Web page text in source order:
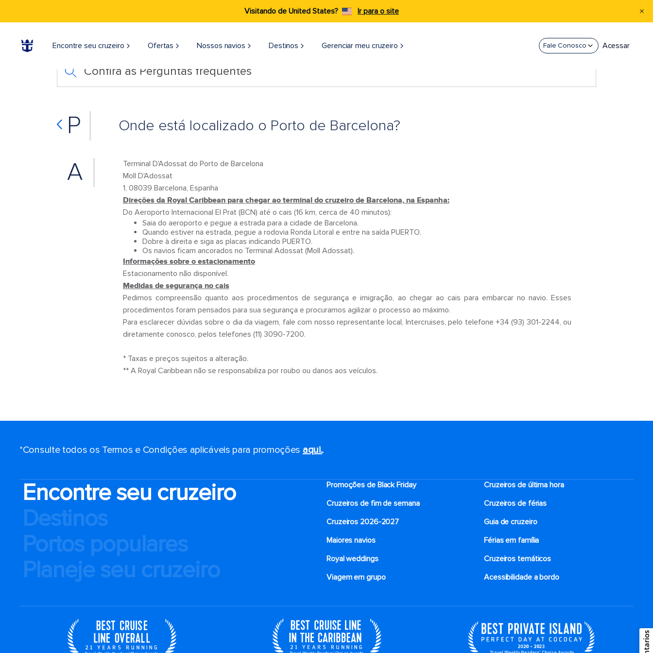
Visitando de United States? Ir para o site
Encontre seu cruzeiro Ofertas Nossos navios Destinos Gerenciar meu cruzeiro Fale Conosco Acessar
Confira as Perguntas frequentes
P Onde está localizado o Porto de Barcelona?
A
Terminal D'Adossat do Porto de Barcelona
Moll D'Adossat
1, 08039 Barcelona, Espanha
Direções da Royal Caribbean para chegar ao terminal do cruzeiro de Barcelona, na Espanha:
Do Aeroporto Internacional El Prat (BCN) até o cais (16 km, cerca de 40 minutos):
Saia do aeroporto e pegue a estrada para a cidade de Barcelona.
Quando estiver na estrada, pegue a rodovia Ronda Litoral e entre na saída PUERTO.
Dobre à direita e siga as placas indicando PUERTO.
Os navios ficam ancorados no Terminal Adossat (Moll Adossat).
Informações sobre o estacionamento
Estacionamento não disponível.
Medidas de segurança no cais
Pedimos compreensão quanto aos procedimentos de segurança e imigração, ao chegar ao cais para embarcar no navio. Esses
procedimentos foram pensados para sua segurança e procuramos agilizar o processo ao máximo.
Para esclarecer dúvidas sobre o dia da viagem, fale com nosso representante local, Intercruises, pelo telefone +34 (93) 301-2244, ou
diretamente conosco, pelos telefones (11) 3090-7200.
* Taxas e preços sujeitos a alteração.
** A Royal Caribbean não se responsabiliza por roubo ou danos aos veículos.
*Consulte todos os Termos e Condições aplicáveis ​​para promoções aqui..
Encontre seu cruzeiro
Destinos
Portos populares
Planeje seu cruzeiro
Promoções de Black Friday
Cruzeiros de última hora
Cruzeiros de fim de semana
Cruzeiros de férias
Cruzeiros 2026-2027
Guia de cruzeiro
Maiores navios
Férias em família
Royal weddings
Cruzeiros temáticos
Viagem em grupo
Acessibilidade a bordo